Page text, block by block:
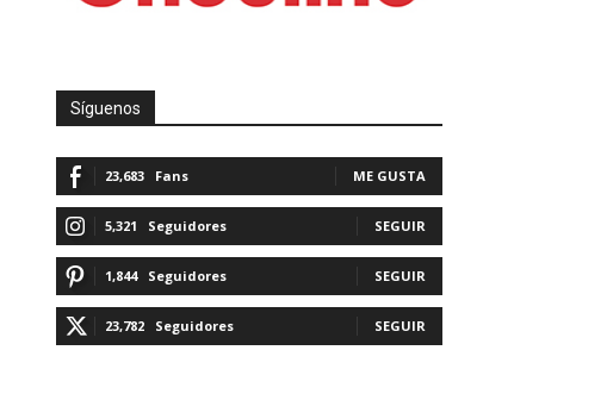
Síguenos
23,683 Fans ME GUSTA
5,321 Seguidores SEGUIR
1,844 Seguidores SEGUIR
23,782 Seguidores SEGUIR